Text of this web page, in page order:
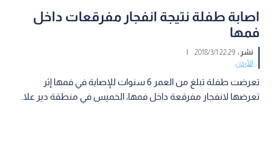
اصابة طفلة نتيجة انفجار مفرقعات داخل
فمها
نشر :22:29 2018/3/1
|
الأردن
تعرضت طفلة تبلغ من العمر 6 سنوات للإصابة في فمها إثر
تعرضها لانفجار مفرقعة داخل فمها، الخميس في منطقة دير علا.